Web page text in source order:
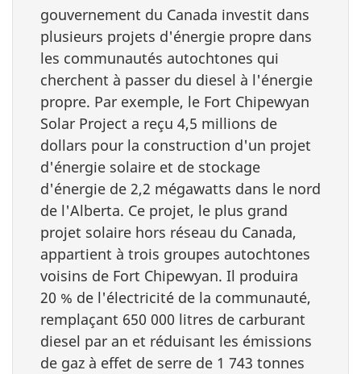
gouvernement du Canada investit dans
plusieurs projets d'énergie propre dans
les communautés autochtones qui
cherchent à passer du diesel à l'énergie
propre. Par exemple, le Fort Chipewyan
Solar Project a reçu 4,5 millions de
dollars pour la construction d'un projet
d'énergie solaire et de stockage
d'énergie de 2,2 mégawatts dans le nord
de l'Alberta. Ce projet, le plus grand
projet solaire hors réseau du Canada,
appartient à trois groupes autochtones
voisins de Fort Chipewyan. Il produira
20 % de l'électricité de la communauté,
remplaçant 650 000 litres de carburant
diesel par an et réduisant les émissions
de gaz à effet de serre de 1 743 tonnes